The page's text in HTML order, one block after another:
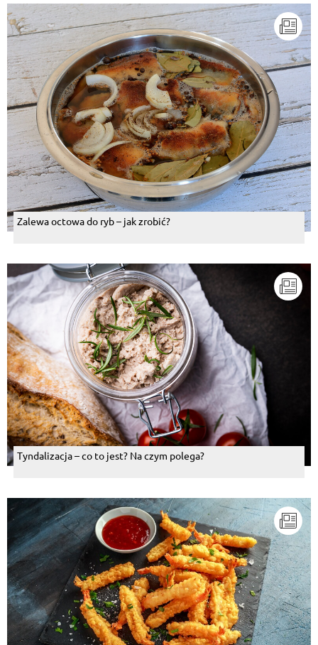
Zalewa octowa do ryb – jak zrobić?
Tyndalizacja – co to jest? Na czym polega?